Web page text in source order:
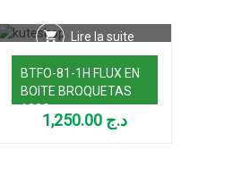
Lire la suite
BTFO-81-1H FLUX EN
BOITE BROQUETAS
100G
د.ج